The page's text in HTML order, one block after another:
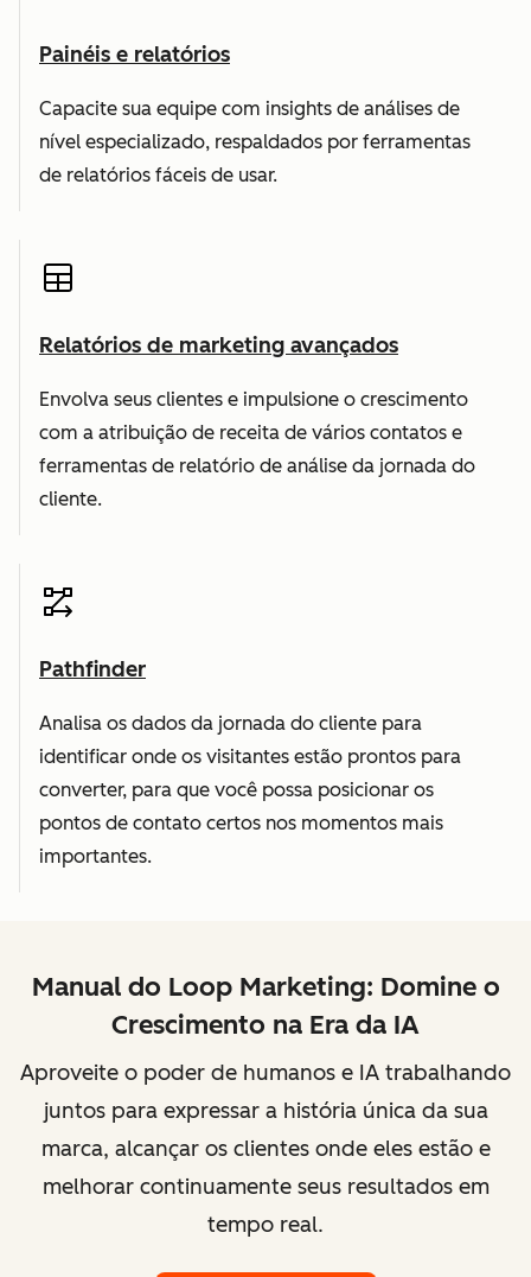
Painéis e relatórios
Capacite sua equipe com insights de análises de
nível especializado, respaldados por ferramentas
de relatórios fáceis de usar.
Relatórios de marketing avançados
Envolva seus clientes e impulsione o crescimento
com a atribuição de receita de vários contatos e
ferramentas de relatório de análise da jornada do
cliente.
Pathfinder
Analisa os dados da jornada do cliente para
identificar onde os visitantes estão prontos para
converter, para que você possa posicionar os
pontos de contato certos nos momentos mais
importantes.
Manual do Loop Marketing: Domine o
Crescimento na Era da IA
Aproveite o poder de humanos e IA trabalhando
juntos para expressar a história única da sua
marca, alcançar os clientes onde eles estão e
melhorar continuamente seus resultados em
tempo real.